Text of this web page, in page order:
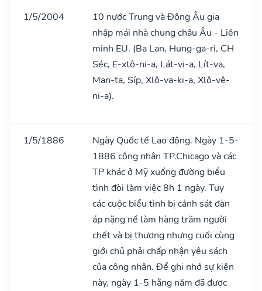
1/5/2004
10 nước Trung và Đông Âu gia
nhập mái nhà chung châu Âu - Liên
minh EU. (Ba Lan, Hung-ga-ri, CH
Séc, E-xtô-ni-a, Lát-vi-a, Lít-va,
Man-ta, Síp, Xlô-va-ki-a, Xlô-vê-
ni-a).
1/5/1886
Ngày Quốc tế Lao động. Ngày 1-5-
1886 công nhân TP.Chicago và các
TP khác ở Mỹ xuống đường biểu
tình đòi làm việc 8h 1 ngày. Tuy
các cuộc biểu tình bị cảnh sát đàn
áp nặng nề làm hàng trăm người
chết và bị thương nhưng cuối cùng
giới chủ phải chấp nhận yêu sách
của công nhân. Để ghi nhớ sự kiện
này, ngày 1-5 hằng năm đã được